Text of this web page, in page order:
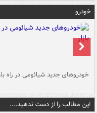
خودرو
خودروهای جدید شیائومی در راه
این مطالب را از دست ندهید....